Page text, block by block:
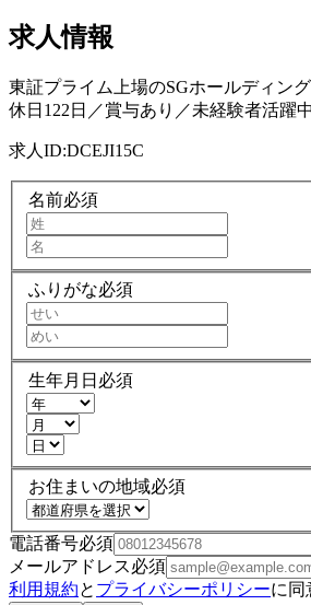
求人情報
東証プライム上場のSGホールディン
休日122日／賞与あり／未経験者活躍中
求人ID:DCEJI15C
名前必須
ふりがな必須
生年月日 必須
お住まいの地域必須
電話番号必須
メールアドレス必須
利用規約と プライバシーポリシーに同